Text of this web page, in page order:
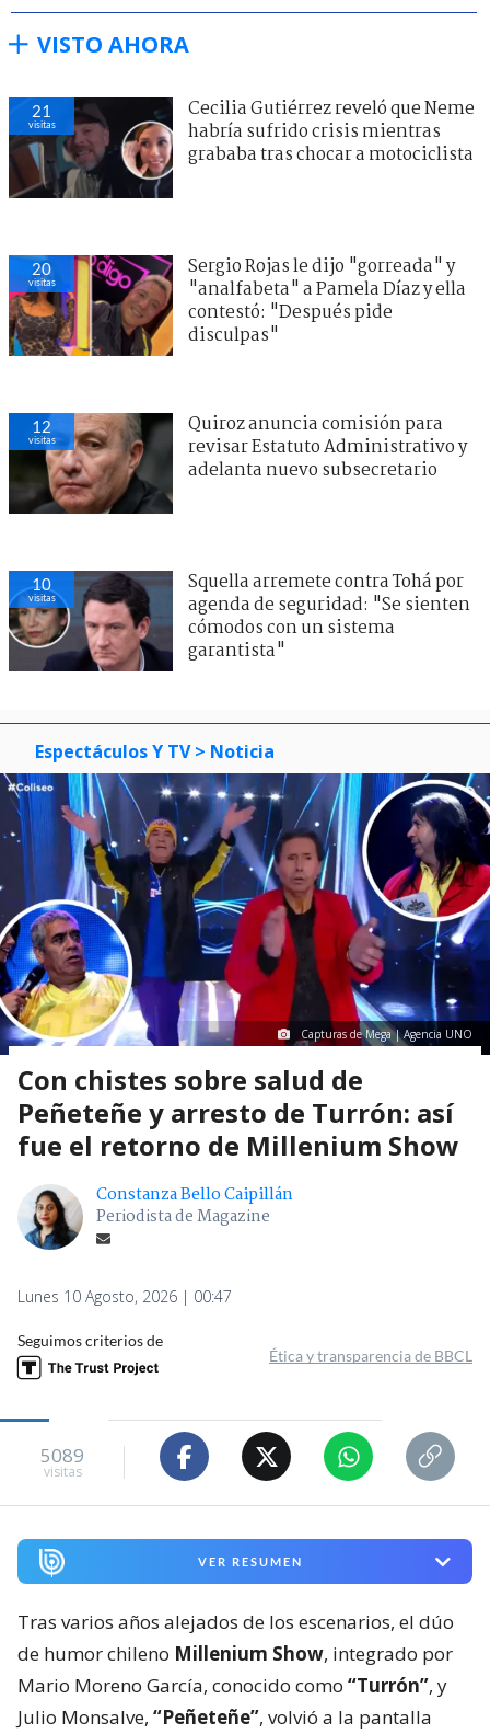
VISTO AHORA
21
visitas
Cecilia Gutiérrez reveló que Neme
habría sufrido crisis mientras
grababa tras chocar a motociclista
20
visitas
Sergio Rojas le dijo "gorreada" y
"analfabeta" a Pamela Díaz y ella
contestó: "Después pide
disculpas"
12
visitas
Quiroz anuncia comisión para
revisar Estatuto Administrativo y
adelanta nuevo subsecretario
10
visitas
Squella arremete contra Tohá por
agenda de seguridad: "Se sienten
cómodos con un sistema
garantista"
Espectáculos Y TV > Noticia
Capturas de Mega | Agencia UNO
Con chistes sobre salud de
Peñeteñe y arresto de Turrón: así
fue el retorno de Millenium Show
Constanza Bello Caipillán
Periodista de Magazine
Lunes 10 Agosto, 2026 | 00:47
Seguimos criterios de
Ética y transparencia de BBCL
5089
visitas
VER RESUMEN
Tras varios años alejados de los escenarios, el dúo
de humor chileno Millenium Show, integrado por
Mario Moreno García, conocido como “Turrón”, y
Julio Monsalve, “Peñeteñe”, volvió a la pantalla